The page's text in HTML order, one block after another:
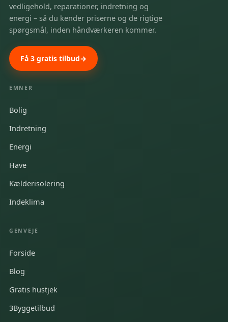
vedligehold, reparationer, indretning og
energi – så du kender priserne og de rigtige
spørgsmål, inden håndværkeren kommer.
Få 3 gratis tilbud
EMNER
Bolig
Indretning
Energi
Have
Kælderisolering
Indeklima
GENVEJE
Forside
Blog
Gratis hustjek
3Byggetilbud